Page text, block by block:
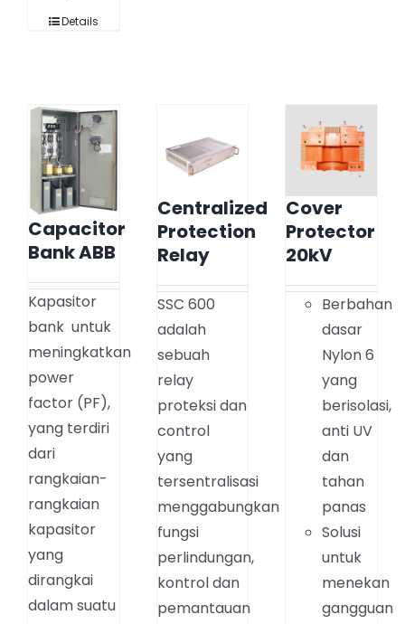
Details
Capacitor
Bank ABB
Kapasitor
bank untuk
meningkatkan
power
factor (PF),
yang terdiri
dari
rangkaian-
rangkaian
kapasitor
yang
dirangkai
dalam suatu
Centralized
Protection
Relay
SSC 600
adalah
sebuah
relay
proteksi dan
control
yang
tersentralisasi
menggabungkan
fungsi
perlindungan,
kontrol dan
pemantauan
Cover
Protector
20kV
Berbahan
dasar
Nylon 6
yang
berisolasi,
anti UV
dan
tahan
panas
Solusi
untuk
menekan
gangguan